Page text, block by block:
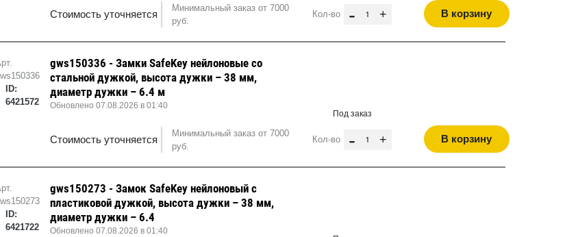
Стоимость уточняется
Минимальный заказ от 7000
руб.
Кол-во - + В корзину
ID:
6421572
gws150336 - Замки SafeKey нейлоновые со
стальной дужкой, высота дужки – 38 мм,
диаметр дужки – 6.4 м
Обновлено 07.08.2026 в 01:40
Стоимость уточняется
Минимальный заказ от 7000
руб.
Под заказ
Кол-во - + В корзину
ID:
6421722
gws150273 - Замок SafeKey нейлоновый с
пластиковой дужкой, высота дужки – 38 мм,
диаметр дужки – 6.4
Обновлено 07.08.2026 в 01:40